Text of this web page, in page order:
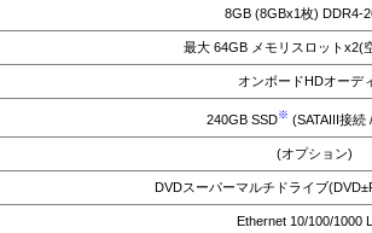
8GB (8GBx1枚) DDR4-
最大 64GB メモリスロットx2(
オンボードHDオーデ
240GB SSD※ (SATAIII接続
(オプション)
DVDスーパーマルチドライブ
Ethernet 10/100/1000